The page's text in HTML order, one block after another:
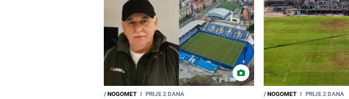
/NOGOMET I PRIJE 2 DANA /NOGOMET I PRIJE 2 DANA